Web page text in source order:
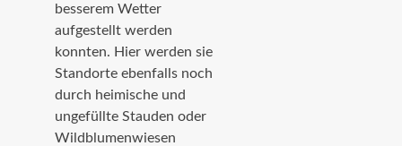
besserem Wetter
aufgestellt werden
konnten. Hier werden sie
Standorte ebenfalls noch
durch heimische und
ungefüllte Stauden oder
Wildblumenwiesen